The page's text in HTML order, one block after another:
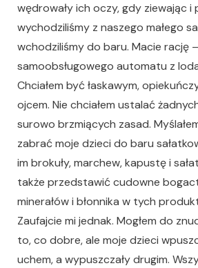
wędrowały ich oczy, gdy ziewając i
wychodziliśmy z naszego małego
wchodziliśmy do baru. Macie rację
samoobsługowego automatu z
Chciałem być łaskawym,
ojcem. Nie chciałem ustalać
surowo brzmiących zasad.
zabrać moje dzieci do baru
im brokuły, marchew, kapustę i
także przedstawić cudowne
minerałów i błonnika w tych
Zaufajcie mi jednak. Mogłem do
to, co dobre, ale moje dzieci
uchem, a wypuszczały drugim.